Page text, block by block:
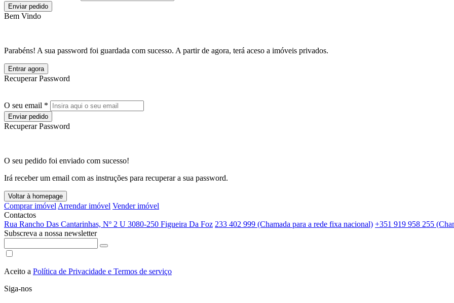
Enviar pedido
Bem Vindo
Parabéns! A sua password foi guardada com sucesso. A partir de agora, terá aceso a imóveis privados.
Entrar agora
Recuperar Password
O seu email *
Enviar pedido
Recuperar Password
O seu pedido foi enviado com sucesso!
Irá receber um email com as instruções para recuperar a sua password.
Voltar à homepage
Comprar imóvel Arrendar imóvel Vender imóvel
Contactos
Rua Rancho Das Cantarinhas, Nº 2 U 3080-250 Figueira Da Foz 233 402 999 (Chamada para a rede fixa nacional) +351 919 958 255
Subscreva a nossa newsletter
Aceito a Política de Privacidade e Termos de serviço
Siga-nos